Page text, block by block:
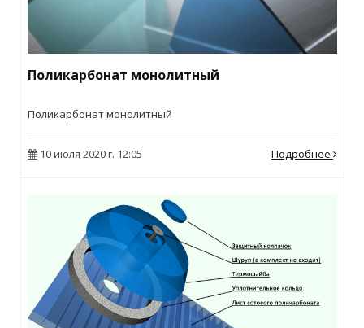
Поликарбонат монолитный
Поликарбонат монолитный
10 июля 2020 г. 12:05 Подробнее